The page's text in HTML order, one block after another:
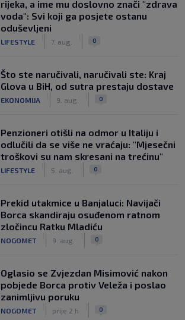
rijeka, a ime mu doslovno znači "zdrava
voda": Svi koji ga posjete ostanu
oduševljeni
LIFESTYLE 7. aug. 0
Što ste naručivali, naručivali ste: Kraj
Glova u BiH, od sutra prestaju dostave
EKONOMIJA 9. aug. 0
Penzioneri otišli na odmor u Italiju i
odlučili da se više ne vraćaju: "Mjesečni
troškovi su nam skresani na trećinu"
LIFESTYLE 5. aug. 0
Prekid utakmice u Banjaluci: Navijači
Borca skandiraju osuđenom ratnom
zločincu Ratku Mladiću
NOGOMET 9. aug. 0
Oglasio se Zvjezdan Misimović nakon
pobjede Borca protiv Veleža i poslao
zanimljivu poruku
NOGOMET prije 2 h 0